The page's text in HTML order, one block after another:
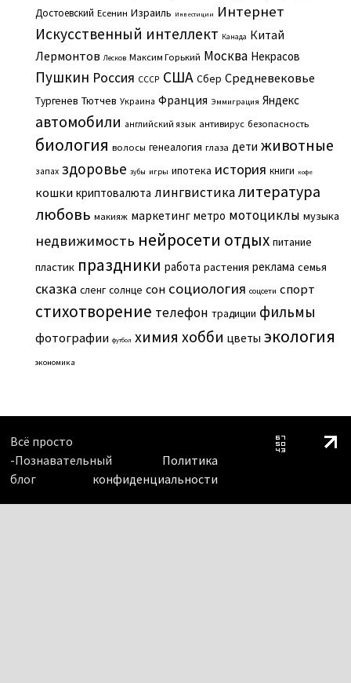
Достоевский Есенин Израиль Инвестиции Интернет
Искусственный интеллект Канада Китай
Лермонтов Лесков Максим Горький Москва Некрасов
Пушкин Россия СССР США Сбер Средневековье
Тургенев Тютчев Украина Франция Эммиграция Яндекс
автомобили английский язык антивирус безопасность
биология волосы генеалогия глаза дети животные
запах здоровье зубы игры ипотека история книги кофе
кошки криптовалюта лингвистикалитература
любовь макияж маркетинг метро мотоциклы музыка
недвижимость нейросети отдых питание
пластик праздники работа растения реклама семья
сказка сленг солнце сон социология соцсети спорт
стихотворение телефон традиции фильмы
фотографии футбол химия хобби цветы экология
экономика
Всё просто
-Познавательный
блог
Политика
конфиденциальности